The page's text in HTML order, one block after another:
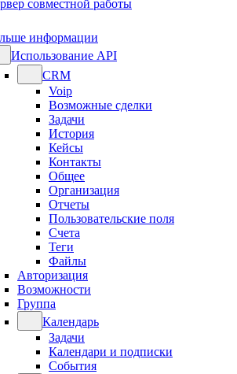
совместной работы
информации
Использование API
CRM
Voip
Возможные сделки
Задачи
История
Кейсы
Контакты
Общее
Организация
Отчеты
Пользовательские поля
Счета
Теги
Файлы
Авторизация
Возможности
Группа
Календарь
Задачи
Календари и подписки
События